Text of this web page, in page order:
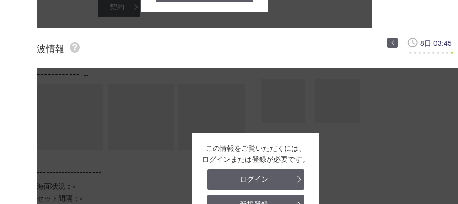
契約
波情報 8日 03:45
この情報をご覧いただくには、
ログインまたは登録が必要です。
ログイン
------------ --
---------------------
海面状況： -
セット間隔： -